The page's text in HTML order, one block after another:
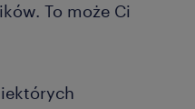
To może Ci